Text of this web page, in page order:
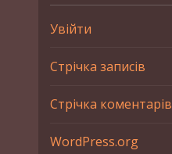
Увійти
Стрічка записів
Стрічка коментарів
WordPress.org